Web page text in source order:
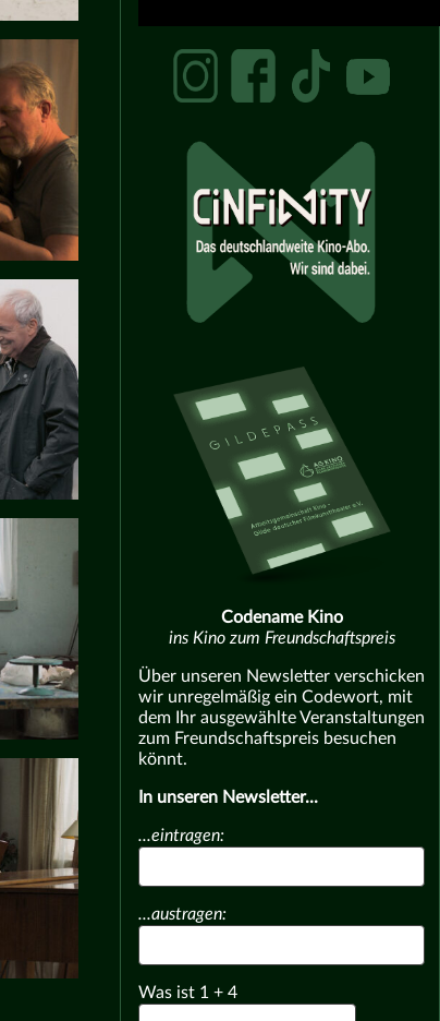
Codename Kino
ins Kino zum Freundschaftspreis
Über unseren Newsletter verschicken
wir unregelmäßig ein Codewort, mit
dem Ihr ausgewählte Veranstaltungen
zum Freundschaftspreis besuchen
könnt.
In unseren Newsletter...
...eintragen:
...austragen:
Was ist 1 + 4